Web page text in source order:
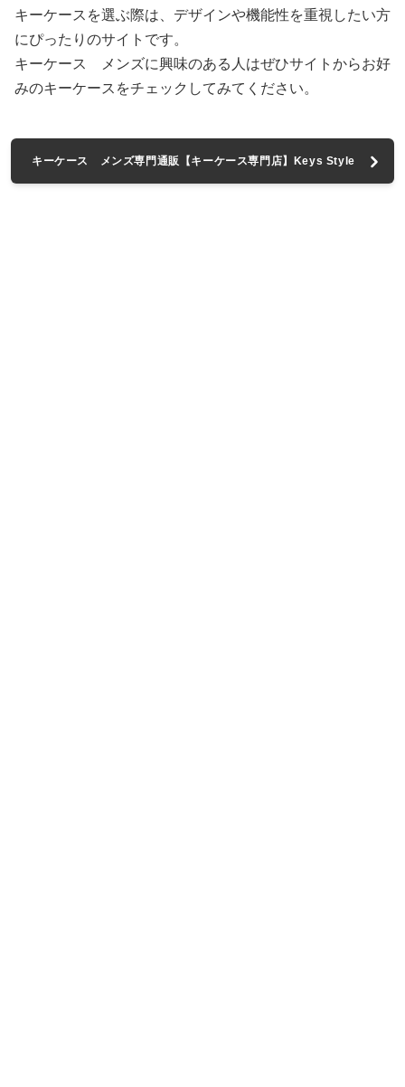
キーケースを選ぶ際は、デザインや機能性を重視したい方
にぴったりのサイトです。
キーケース メンズに興味のある人はぜひサイトからお好
みのキーケースをチェックしてみてください。
キーケース メンズ専門通販【キーケース専門店】Keys Style